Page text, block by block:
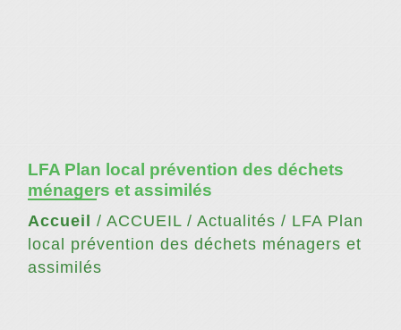
LFA Plan local prévention des déchets
ménagers et assimilés
Accueil / ACCUEIL / Actualités / LFA Plan
local prévention des déchets ménagers et
assimilés